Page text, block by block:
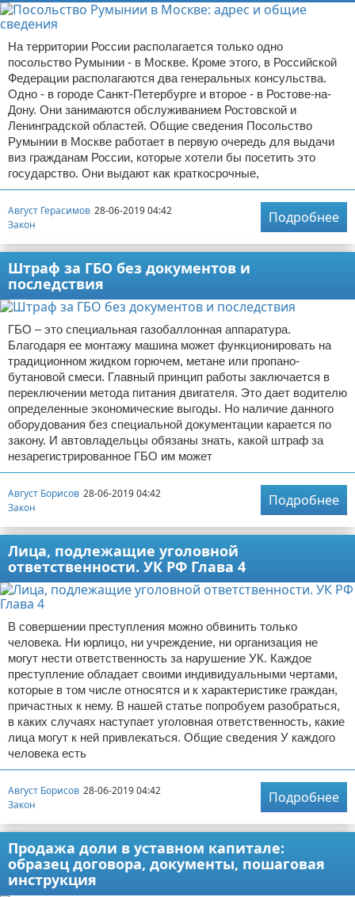
На территории России располагается только одно
посольство Румынии - в Москве. Кроме этого, в Российской
Федерации располагаются два генеральных консульства.
Одно - в городе Санкт-Петербурге и второе - в Ростове-на-
Дону. Они занимаются обслуживанием Ростовской и
Ленинградской областей. Общие сведения Посольство
Румынии в Москве работает в первую очередь для выдачи
виз гражданам России, которые хотели бы посетить это
государство. Они выдают как краткосрочные,
Август Герасимов 28-06-2019 04:42
Закон
Подробнее
Штраф за ГБО без документов и
последствия
ГБО – это специальная газобаллонная аппаратура.
Благодаря ее монтажу машина может функционировать на
традиционном жидком горючем, метане или пропано-
бутановой смеси. Главный принцип работы заключается в
переключении метода питания двигателя. Это дает водителю
определенные экономические выгоды. Но наличие данного
оборудования без специальной документации карается по
закону. И автовладельцы обязаны знать, какой штраф за
незарегистрированное ГБО им может
Август Борисов 28-06-2019 04:42
Закон
Подробнее
Лица, подлежащие уголовной
ответственности. УК РФ Глава 4
В совершении преступления можно обвинить только
человека. Ни юрлицо, ни учреждение, ни организация не
могут нести ответственность за нарушение УК. Каждое
преступление обладает своими индивидуальными чертами,
которые в том числе относятся и к характеристике граждан,
причастных к нему. В нашей статье попробуем разобраться,
в каких случаях наступает уголовная ответственность, какие
лица могут к ней привлекаться. Общие сведения У каждого
человека есть
Август Борисов 28-06-2019 04:42
Закон
Подробнее
Продажа доли в уставном капитале:
образец договора, документы, пошаговая
инструкция